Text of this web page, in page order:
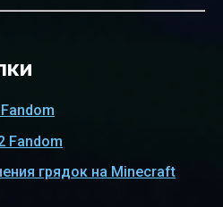
Fandom
грядок на Minecraft